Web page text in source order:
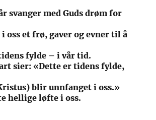
svanger med Guds drøm for
oss et frø, gaver og evner til å
fylde – i vår tid.
sier: «Dette er tidens fylde,
blir unnfanget i oss.»
hellige løfte i oss.